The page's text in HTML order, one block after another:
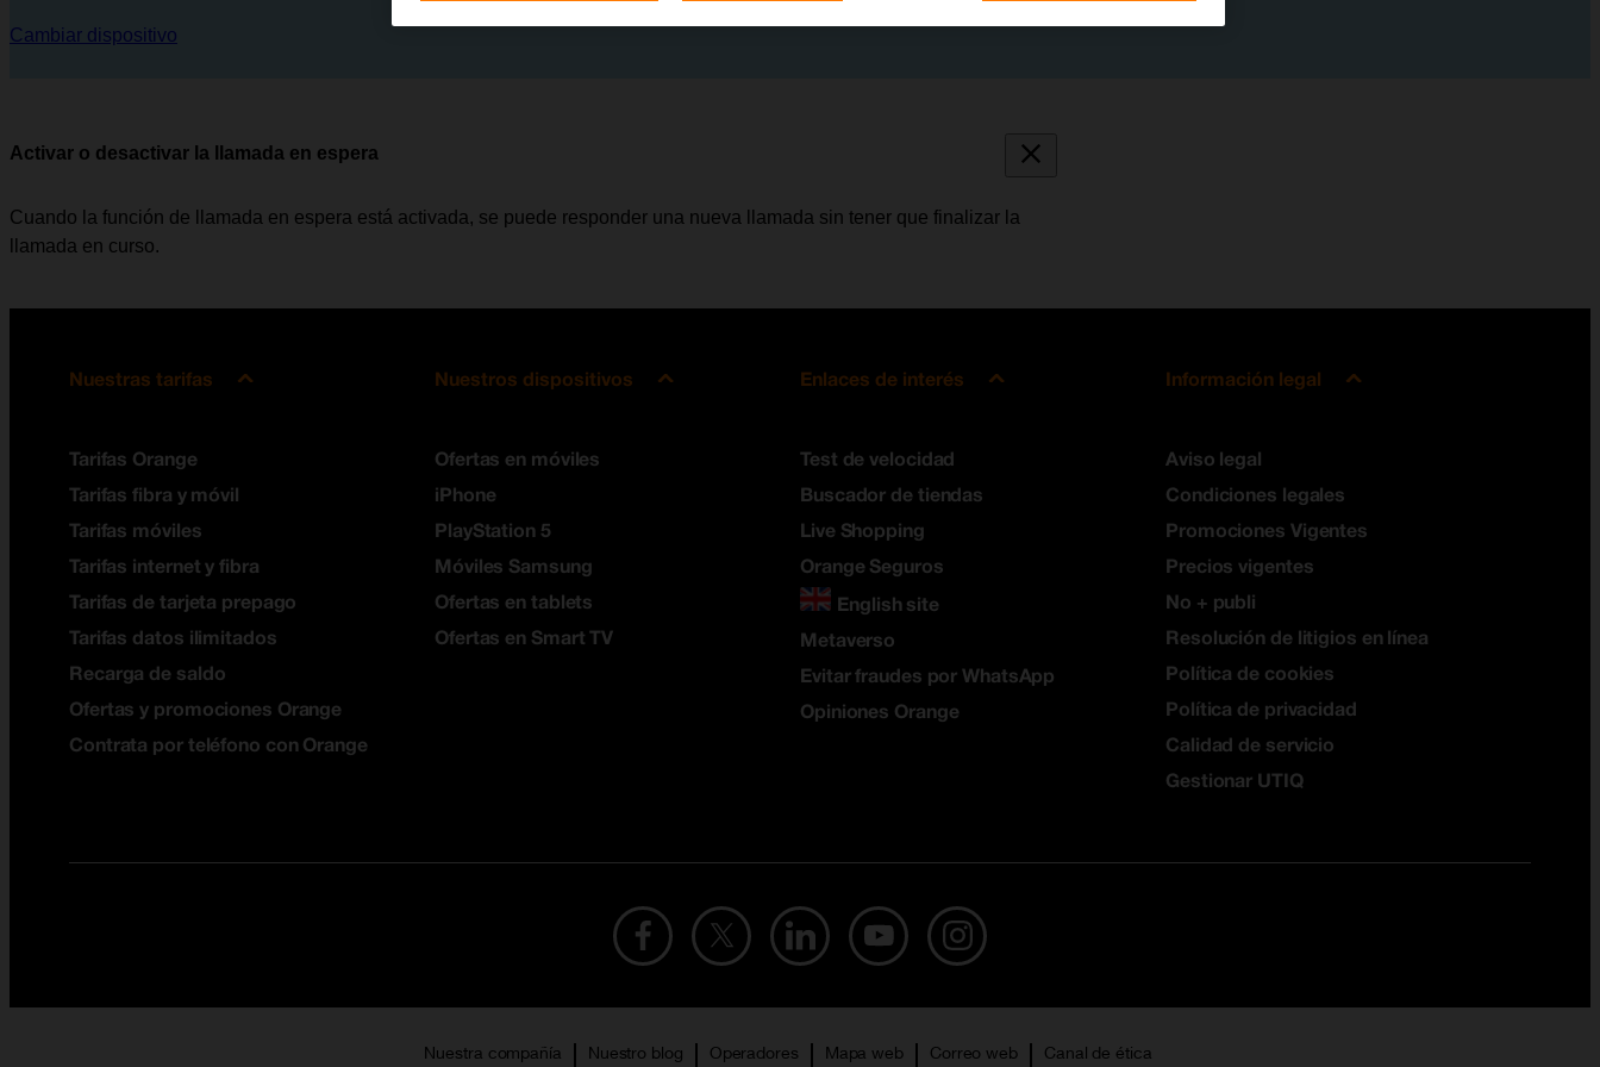
Cambiar dispositivo
Activar o desactivar la llamada en espera
Cuando la función de llamada en espera está activada, se puede responder una nueva llamada sin tener que finalizar la
llamada en curso.
Nuestras tarifas
Tarifas Orange
Tarifas fibra y móvil
Tarifas móviles
Tarifas internet y fibra
Tarifas de tarjeta prepago
Tarifas datos ilimitados
Recarga de saldo
Ofertas y promociones Orange
Contrata por teléfono con Orange
Nuestros dispositivos
Ofertas en móviles
iPhone
PlayStation 5
Móviles Samsung
Ofertas en tablets
Ofertas en Smart TV
Enlaces de interés
Test de velocidad
Buscador de tiendas
Live Shopping
Orange Seguros
English site
Metaverso
Evitar fraudes por WhatsApp
Opiniones Orange
Información legal
Aviso legal
Condiciones legales
Promociones Vigentes
Precios vigentes
No + publi
Resolución de litigios en línea
Política de cookies
Política de privacidad
Calidad de servicio
Gestionar UTIQ
Nuestra compañía Nuestro blog Operadores Mapa web Correo web Canal de ética